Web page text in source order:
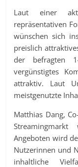
Laut einer
repräsentativen
wünschen sich
preislich
der befragten
vergünstigtes
attraktiv. Laut
meistgenutzte
Matthias Dang,
Angeboten wird
Nutzerinnen und
inhaltliche